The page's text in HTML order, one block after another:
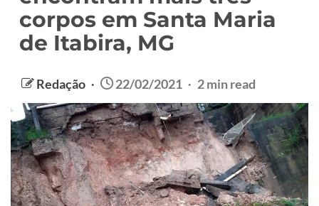
corpos em Santa Maria
de Itabira, MG
Redação 22/02/2021 2 min read